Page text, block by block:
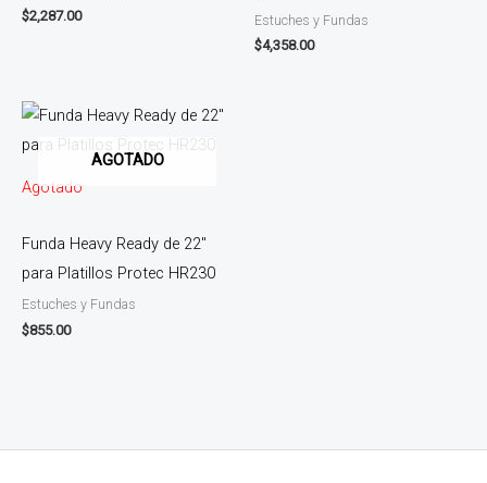
$2,287.00
Estuches y Fundas
$4,358.00
AGOTADO
Agotado
Funda Heavy Ready de 22″
para Platillos Protec HR230
Estuches y Fundas
$855.00